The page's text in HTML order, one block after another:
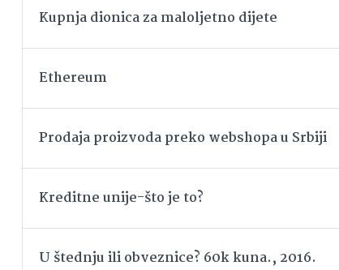
Kupnja dionica za maloljetno dijete
Ethereum
Prodaja proizvoda preko webshopa u Srbiji
Kreditne unije-što je to?
U štednju ili obveznice? 60k kuna., 2016.